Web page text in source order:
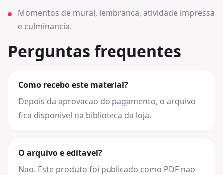
Momentos de mural, lembranca, atividade impressa
e culminancia.
Perguntas frequentes
Como recebo este material?
Depois da aprovacao do pagamento, o arquivo
fica disponivel na biblioteca da loja.
O arquivo e editavel?
Nao. Este produto foi publicado como PDF nao